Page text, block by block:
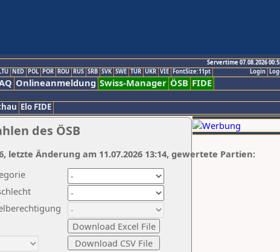
Servertime 07.08.2026
Login
NED POL POR ROU RUS SRB SVK SWE TUR UKR VIE FontSize:11pt
Onlineanmeldung Swiss-Manager ÖSB FIDE
Elo FIDE
des ÖSB
letzte Änderung am 11.07.2026 13:14, gewertete Partien: